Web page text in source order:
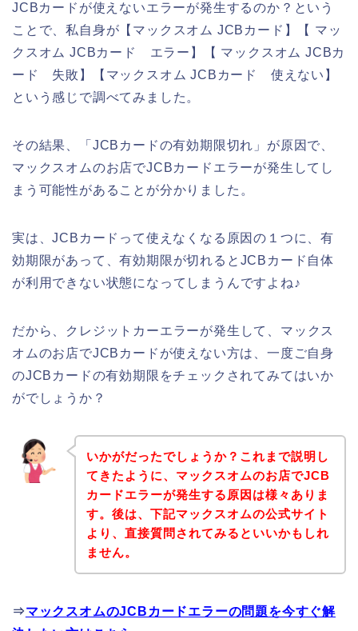
JCBカードが使えないエラーが発生するのか？という
ことで、私自身が【マックスオム JCBカード】【 マッ
クスオム JCBカード エラー】【 マックスオム JCBカ
ード 失敗】【マックスオム JCBカード 使えない】
という感じで調べてみました。
その結果、「JCBカードの有効期限切れ」が原因で、
マックスオムのお店でJCBカードエラーが発生してし
まう可能性があることが分かりました。
実は、JCBカードって使えなくなる原因の１つに、有
効期限があって、有効期限が切れるとJCBカード自体
が利用できない状態になってしまうんですよね♪
だから、クレジットカーエラーが発生して、マックス
オムのお店でJCBカードが使えない方は、一度ご自身
のJCBカードの有効期限をチェックされてみてはいか
がでしょうか？
いかがだったでしょうか？これまで説明し
てきたように、マックスオムのお店でJCB
カードエラーが発生する原因は様々ありま
す。後は、下記マックスオムの公式サイト
より、直接質問されてみるといいかもしれ
ません。
⇒マックスオムのJCBカードエラーの問題を今すぐ解